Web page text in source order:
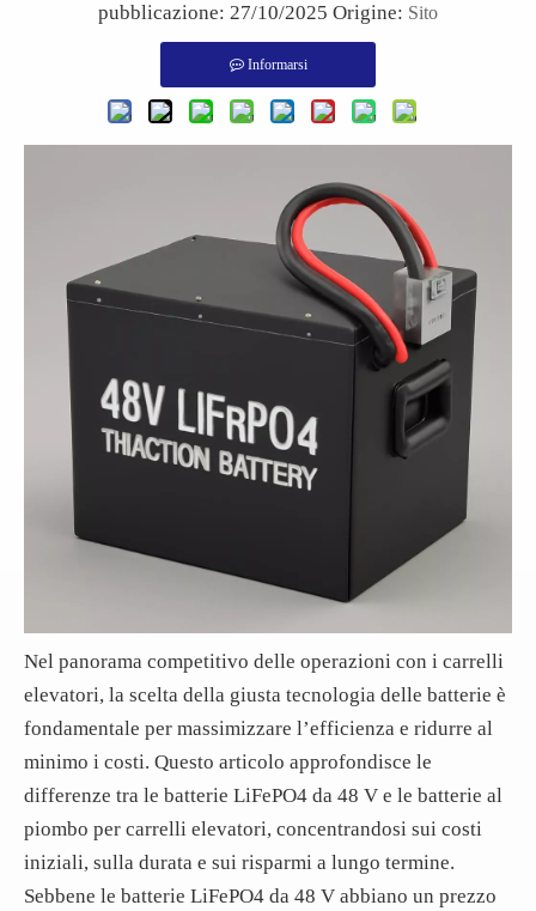
pubblicazione: 27/10/2025 Origine: Sito
Informarsi
Nel panorama competitivo delle operazioni con i carrelli
elevatori, la scelta della giusta tecnologia delle batterie è
fondamentale per massimizzare l’efficienza e ridurre al
minimo i costi. Questo articolo approfondisce le
differenze tra le batterie LiFePO4 da 48 V e le batterie al
piombo per carrelli elevatori, concentrandosi sui costi
iniziali, sulla durata e sui risparmi a lungo termine.
Sebbene le batterie LiFePO4 da 48 V abbiano un prezzo